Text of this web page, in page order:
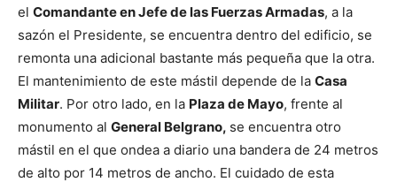
el Comandante en Jefe de las Fuerzas Armadas, a la
sazón el Presidente, se encuentra dentro del edificio, se
remonta una adicional bastante más pequeña que la otra.
El mantenimiento de este mástil depende de la Casa
Militar. Por otro lado, en la Plaza de Mayo, frente al
monumento al General Belgrano, se encuentra otro
mástil en el que ondea a diario una bandera de 24 metros
de alto por 14 metros de ancho. El cuidado de esta